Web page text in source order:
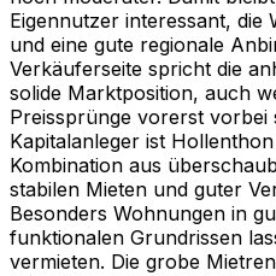
Eigennutzer interessant, die
und eine gute regionale
Verkäuferseite spricht die
solide Marktposition, auch
Preissprünge vorerst vorbei
Kapitalanleger ist
Kombination aus
stabilen Mieten und guter
Besonders Wohnungen in
funktionalen Grundrissen
vermieten. Die grobe